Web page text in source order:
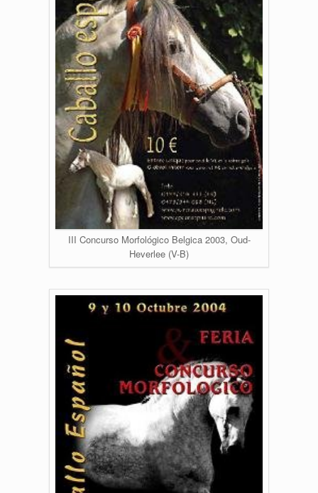
III Concurso Morfológico Belgica 2003, Oud-
Heverlee (V-B)